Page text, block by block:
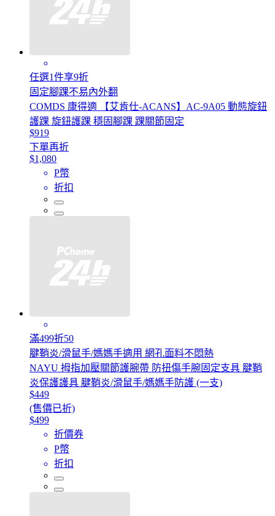
任選1件享9折
固定腳踝不易內外翻
COMDS 康得適 【艾肯仕-ACANS】AC-9A05 動態旋鈕
護踝 旋鈕護踝 穩固腳踝 踝關節固定
$919
下單再折
$1,080
P幣
折扣
滿499折50
腱鞘炎/滑鼠手/媽媽手適用 網孔面料不悶熱
NAYU 拇指加壓關節護腕帶 防扭傷手腕固定支具 腱鞘
炎保護護具 腱鞘炎/滑鼠手/媽媽手防護 (一支)
$449
(售價已折)
$499
折價券
P幣
折扣